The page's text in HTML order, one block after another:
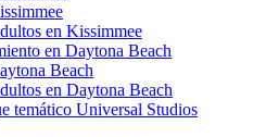
en Kissimmee
en Daytona Beach
Beach
en Daytona Beach
temático Universal Studios